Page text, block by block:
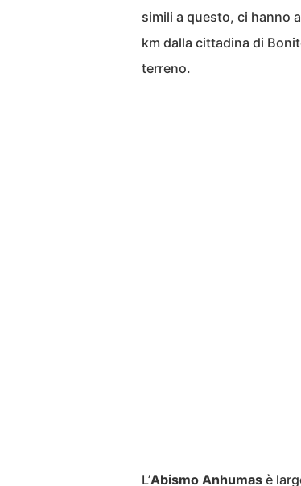
simili a questo, ci hanno
km dalla cittadina di
terreno.
L’Abismo Anhumas è